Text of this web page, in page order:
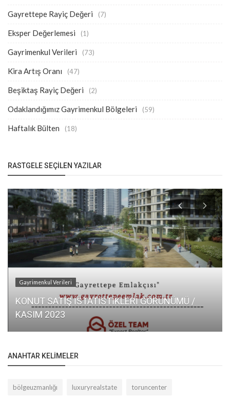
Gayrettepe Rayiç Değeri (7)
Eksper Değerlemesi (1)
Gayrimenkul Verileri (73)
Kira Artış Oranı (47)
Beşiktaş Rayiç Değeri (2)
Odaklandığımız Gayrimenkul Bölgeleri (59)
Haftalık Bülten (18)
RASTGELE SEÇILEN YAZILAR
Gayrimenkul Verileri
KONUT SATIŞ İSTATİSTİKLERİ GÖRÜNÜMÜ /
KASIM 2023
ANAHTAR KELIMELER
bölgeuzmanlığı luxuryrealstate toruncenter